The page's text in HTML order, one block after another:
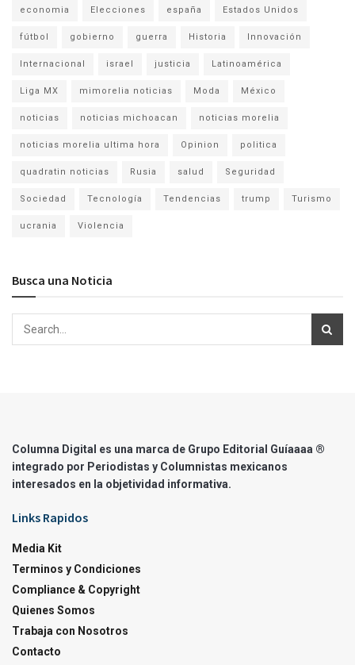
economia Elecciones españa Estados Unidos
fútbol gobierno guerra Historia Innovación
Internacional israel justicia Latinoamérica
Liga MX mimorelia noticias Moda México
noticias noticias michoacan noticias morelia
noticias morelia ultima hora Opinion politica
quadratin noticias Rusia salud Seguridad
Sociedad Tecnología Tendencias trump Turismo
ucrania Violencia
Busca una Noticia
Columna Digital es una marca de Grupo Editorial Guíaaaa ®
integrado por Periodistas y Columnistas mexicanos
interesados en la objetividad informativa.
Links Rapidos
Media Kit
Terminos y Condiciones
Compliance & Copyright
Quienes Somos
Trabaja con Nosotros
Contacto